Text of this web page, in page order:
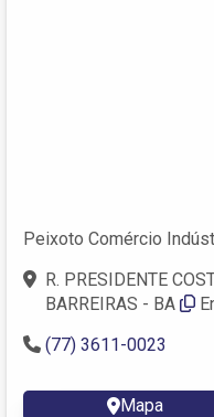
Peixoto Comércio
R. PRESIDENTE
BARREIRAS - BA
(77) 3611-0023
Mapa